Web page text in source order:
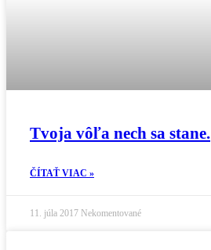
Tvoja vôľa nech sa stane.
ČÍTAŤ VIAC »
11. júla 2017 Nekomentované